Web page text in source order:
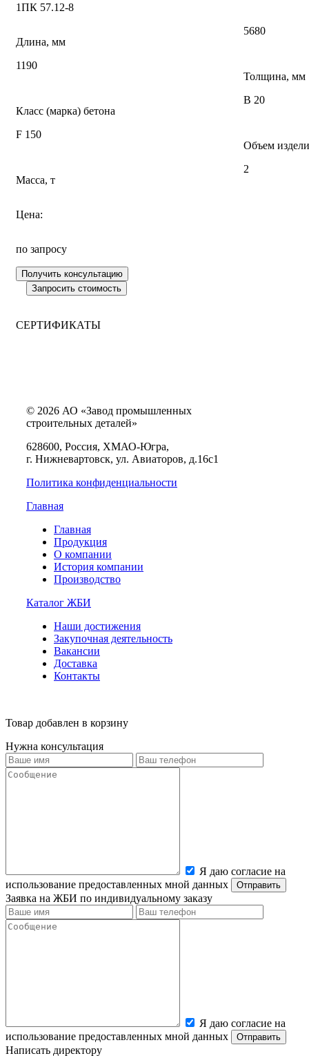
1ПК 57.12-8
Длина, мм
5680
1190
Толщина, мм
Класс (марка) бетона
В 20
F 150
Объем
Масса, т
2
Цена:
по запросу
СЕРТИФИКАТЫ
© 2026 АО «Завод промышленных
строительных деталей»
628600, Россия, ХМАО-Югра,
г. Нижневартовск, ул. Авиаторов, д.16с1
Политика конфиденциальности
Главная
Главная
Продукция
О компании
История компании
Производство
Каталог ЖБИ
Наши достижения
Закупочная деятельность
Вакансии
Доставка
Контакты
Товар добавлен в корзину
Нужна консультация
Я даю согласие на
использование предоставленных мной данных
Заявка на ЖБИ по индивидуальному заказу
Я даю согласие на
использование предоставленных мной данных
Написать директору